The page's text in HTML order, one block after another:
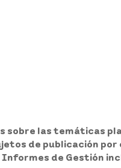
sobre las temáticas
de publicación
de Gestión